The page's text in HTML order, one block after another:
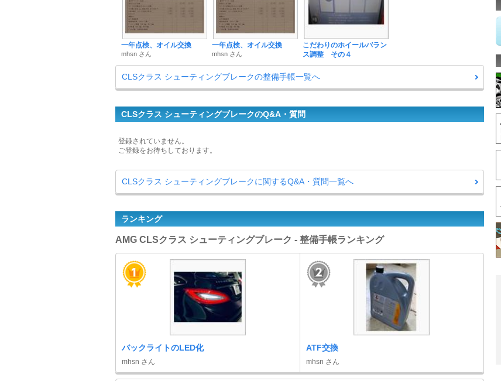
一年点検、オイル交換
mhsn さん
一年点検、オイル交換
mhsn さん
こだわりのホイールバラン
ス調整 その４
CLSクラス シューティングブレークの整備手帳一覧へ
CLSクラス シューティングブレークのQ&A・質問
登録されていません。
ご登録をお待ちしております。
CLSクラス シューティングブレークに関するQ&A・質問一覧へ
ランキング
AMG CLSクラス シューティングブレーク - 整備手帳ランキング
バックライトのLED化
mhsn さん
ATF交換
mhsn さん